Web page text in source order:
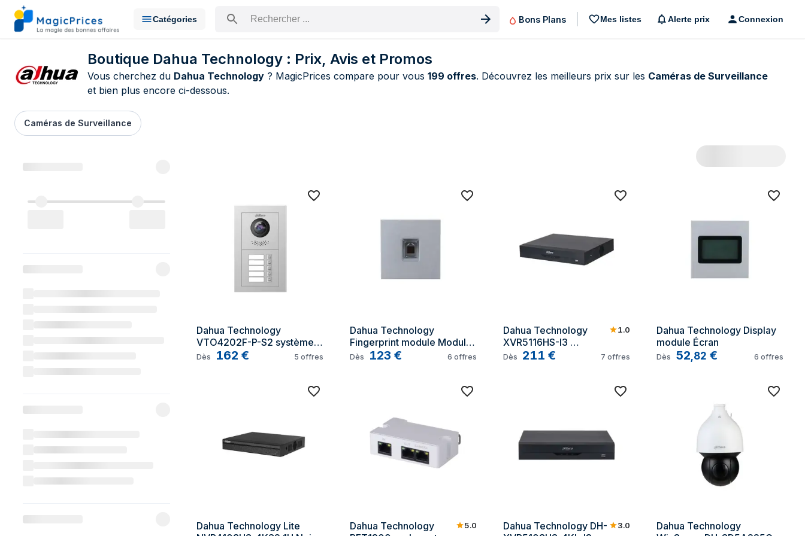
Catégories
Rechercher un produit
Bons Plans Mes listes Alerte prix Connexion
Boutique Dahua Technology : Prix, Avis et Promos
Vous cherchez du Dahua Technology ? MagicPrices compare pour vous 199 offres. Découvrez les meilleurs prix sur les Caméras de Surveillance
et bien plus encore ci-dessous.
Caméras de Surveillance
Toutes les offres Dahua Technology
Dahua Technology
VTO4202F-P-S2 système
vidéophone 2 MP Argent
Dès 162 € 5 offres
Dahua Technology
Fingerprint module Module
d'empreintes digitales
Dès 123 € 6 offres
Dahua Technology
XVR5116HS-I3
Enregistreur vidéo
1.0
Dès 211 € 7 offres
Dahua Technology Display
module Écran
Dès 52,82 € 6 offres
Dahua Technology Lite
Dahua Technology
5.0
Dahua Technology DH-
3.0
Dahua Technology